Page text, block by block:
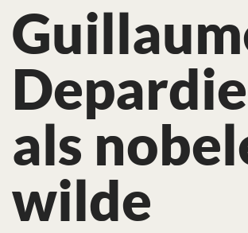
als
wilde